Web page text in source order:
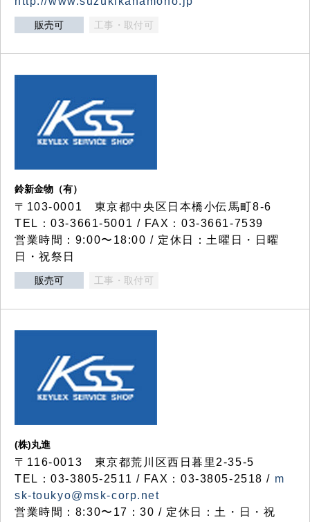
販売可 工事・取付可
鈴新金物（有）
〒103-0001 東京都中央区日本橋小伝馬町8-6
TEL：03-3661-5001 / FAX：03-3661-7539
営業時間：9:00〜18:00 / 定休日：土曜日・日曜
日・祝祭日
販売可 工事・取付可
(株)丸進
〒116-0013 東京都荒川区西日暮里2-35-5
TEL：03-3805-2511 / FAX：03-3805-2518 / m
sk-toukyo@msk-corp.net
営業時間：8:30〜17：30 / 定休日：土・日・祝